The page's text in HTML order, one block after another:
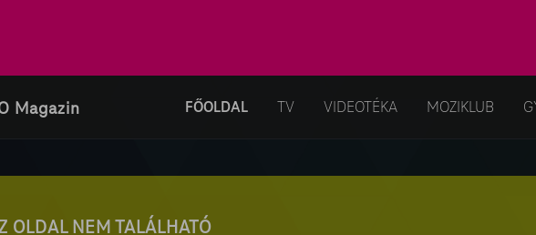
Magazin FŐOLDAL TV VIDEOTÉKA MOZIKLUB
NEM TALÁLHATÓ